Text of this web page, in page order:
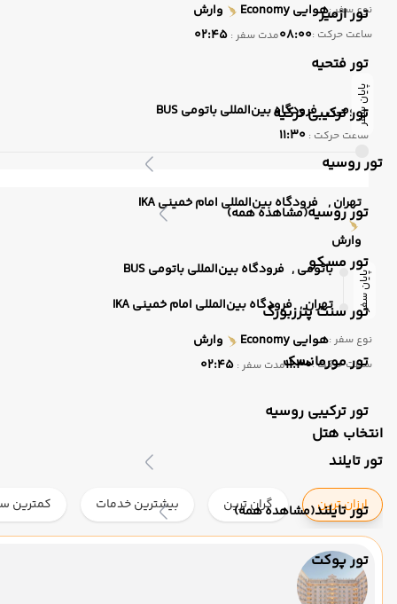
تور ازمیر
تور فتحیه
تور ترکیبی ترکیه
تور روسیه
تور روسیه(مشاهده همه)
تور مسکو
تور سنت پترزبورگ
تور مورمانسک
تور ترکیبی روسیه
تور تایلند
تور تایلند(مشاهده همه)
تور پوکت
نوع سفر :هوایی وارش
ساعت حرکت :08:00مدت سفر : 02:45
پایان سفر
باتومی , فرودگاه بین‌المللی باتومی BUS
ساعت حرکت : 11:30
تهران , فرودگاه بین‌المللی امام خمینی IKA
وارش
پایان سفر باتومی , فرودگاه بین‌المللی باتومی BUS
تهران , فرودگاه بین‌المللی امام خمینی IKA
نوع سفر :هوایی وارش
ساعت حرکت :11:30مدت سفر : 02:45
انتخاب هتل
ارزان ترین گران ترین بیشترین خدمات کمترین